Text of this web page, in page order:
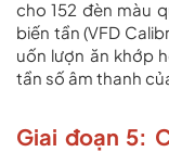
cho 152 đèn màu
biến tần (VFD
uốn lượn ăn khớp
tần số âm thanh
Giai đoạn 5: